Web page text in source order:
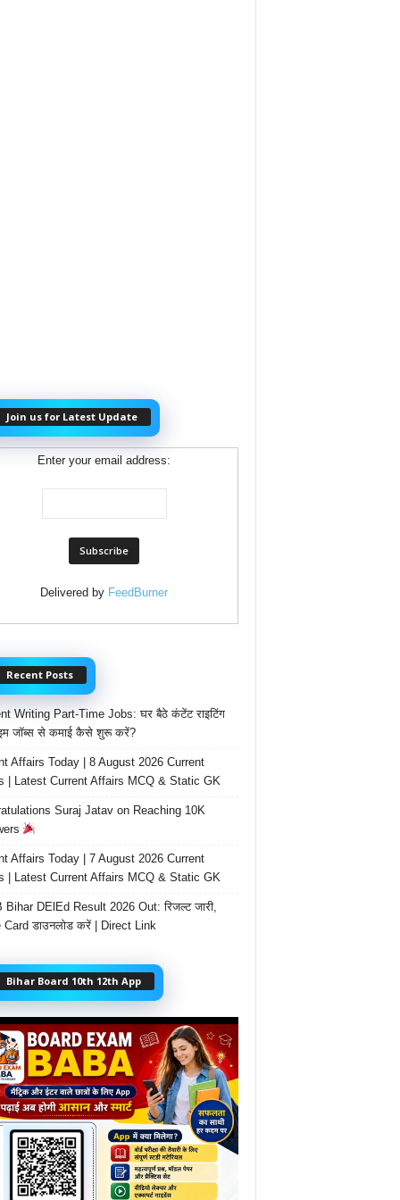
Join us for Latest Update
Enter your email address:
Delivered by FeedBurner
Recent Posts
Writing Part-Time Jobs: घर बैठे कंटेंट राइटिंग
जॉब्स से कमाई कैसे शुरू करें?
Affairs Today | 8 August 2026 Current
| Latest Current Affairs MCQ & Static GK
Suraj Jatav on Reaching 10K
Affairs Today | 7 August 2026 Current
| Latest Current Affairs MCQ & Static GK
Bihar DElEd Result 2026 Out: रिजल्ट जारी,
Card डाउनलोड करें | Direct Link
Bihar Board 10th 12th App